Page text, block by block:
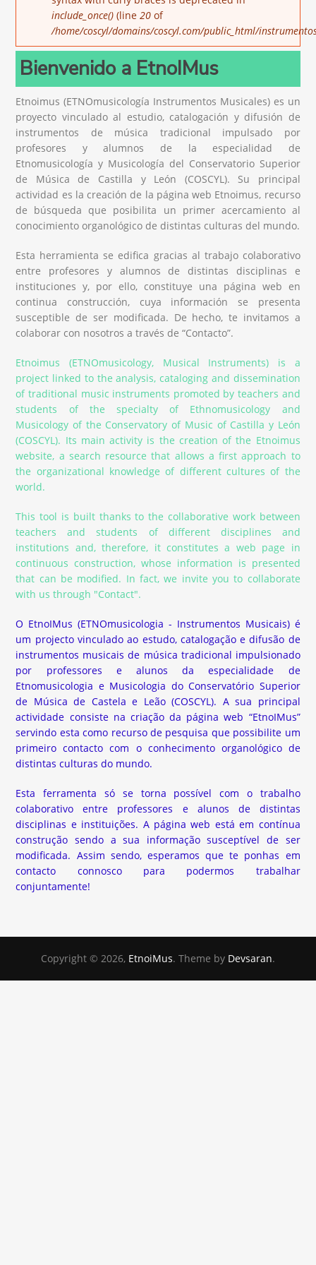
include_once() (line20 of
/home/coscyl/domains/coscyl.com/public_html/
Bienvenido a EtnoIMus
Etnoimus (ETNOmusicología Instrumentos Musicales) es un
proyecto vinculado al estudio, catalogación y difusión de
instrumentos de música tradicional impulsado por
profesores y alumnos de la especialidad de
Etnomusicología y Musicología del Conservatorio Superior
de Música de Castilla y León (COSCYL). Su principal
actividad es la creación de la página web Etnoimus, recurso
de búsqueda que posibilita un primer acercamiento al
conocimiento organológico de distintas culturas del mundo.
Esta herramienta se edifica gracias al trabajo colaborativo
entre profesores y alumnos de distintas disciplinas e
instituciones y, por ello, constituye una página web en
continua construcción, cuya información se presenta
susceptible de ser modificada. De hecho, te invitamos a
colaborar con nosotros a través de “Contacto”.
Etnoimus (ETNOmusicology, Musical Instruments) is a
project linked to the analysis, cataloging and dissemination
of traditional music instruments promoted by teachers and
students of the specialty of Ethnomusicology and
Musicology of the Conservatory of Music of Castilla y León
(COSCYL). Its main activity is the creation of the Etnoimus
website, a search resource that allows a first approach to
the organizational knowledge of different cultures of the
world.
This tool is built thanks to the collaborative work between
teachers and students of different disciplines and
institutions and, therefore, it constitutes a web page in
continuous construction, whose information is presented
that can be modified. In fact, we invite you to collaborate
with us through "Contact".
O EtnoIMus (ETNOmusicologia - Instrumentos Musicais) é
um projecto vinculado ao estudo, catalogação e difusão de
instrumentos musicais de música tradicional impulsionado
por professores e alunos da especialidade de
Etnomusicologia e Musicologia do Conservatório Superior
de Música de Castela e Leão (COSCYL). A sua principal
actividade consiste na criação da página web “EtnoIMus”
servindo esta como recurso de pesquisa que possibilite um
primeiro contacto com o conhecimento organológico de
distintas culturas do mundo.
Esta ferramenta só se torna possível com o trabalho
colaborativo entre professores e alunos de distintas
disciplinas e instituições. A página web está em contínua
construção sendo a sua informação susceptível de ser
modificada. Assim sendo, esperamos que te ponhas em
contacto connosco para podermos trabalhar
conjuntamente!
Copyright © 2026, EtnoiMus. Theme by Devsaran.